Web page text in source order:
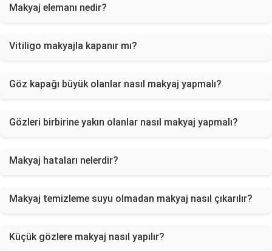
Makyaj elemanı nedir?
Vitiligo makyajla kapanır mı?
Göz kapağı büyük olanlar nasıl makyaj yapmalı?
Gözleri birbirine yakın olanlar nasıl makyaj yapmalı?
Makyaj hataları nelerdir?
Makyaj temizleme suyu olmadan makyaj nasıl çıkarılır?
Küçük gözlere makyaj nasıl yapılır?